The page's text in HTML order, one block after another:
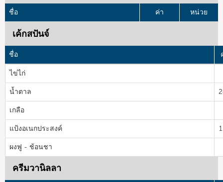
ชื่อ ค่า หน่วย
เค้กสปันจ์
ชื่อ
ไข่ไก่
น้ำตาล
เกลือ
แป้งอเนกประสงค์
ผงฟู - ช้อนชา
ครีมวานิลลา